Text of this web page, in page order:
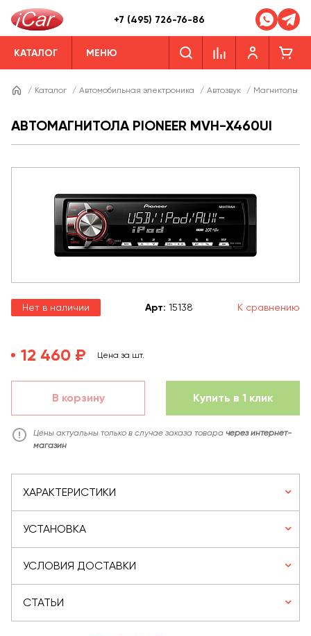
+7 (495) 726-76-86
КАТАЛОГ МЕНЮ
/ Каталог / Автомобильная электроника / Автозвук / Магнитолы
АВТОМАГНИТОЛА PIONEER MVH-X460UI
Нет в наличии Арт: 15138 К сравнению
12 460 ₽ Цена за шт.
В корзину Купить в 1 клик
Цены актуальны только в случае заказа товара через интернет-
магазин
ХАРАКТЕРИСТИКИ
УСТАНОВКА
УСЛОВИЯ ДОСТАВКИ
СТАТЬИ